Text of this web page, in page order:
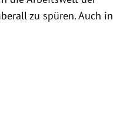
zu spüren. Auch in